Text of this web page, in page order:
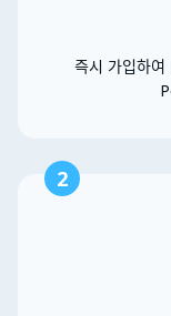
즉시 가입하
2